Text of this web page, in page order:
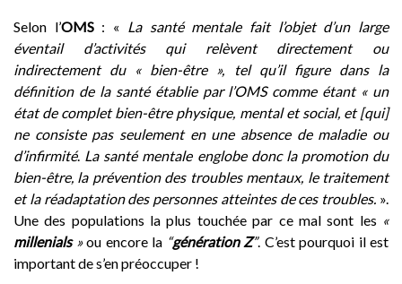
Selon l’OMS: « La santé mentale fait l’objet d’un large
éventail d’activités qui relèvent directement ou
indirectement du « bien-être », tel qu’il figure dans la
définition de la santé établie par l’OMS comme étant « un
état de complet bien-être physique, mental et social, et [qui]
ne consiste pas seulement en une absence de maladie ou
d’infirmité. La santé mentale englobe donc la promotion du
bien-être, la prévention des troubles mentaux, le traitement
et la réadaptation des personnes atteintes de ces troubles. ».
Une des populations la plus touchée par ce mal sont les «
millenials»ou encore la “génération Z”. C’est pourquoi il est
important de s’en préoccuper !